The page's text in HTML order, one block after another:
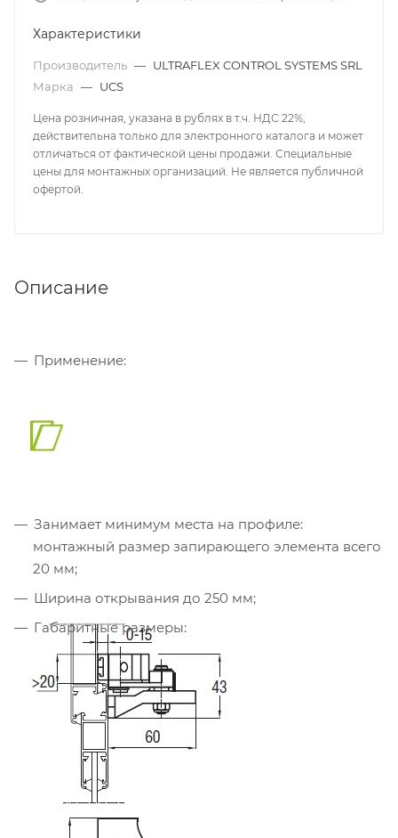
Характеристики
Производитель — ULTRAFLEX CONTROL SYSTEMS SRL
Марка — UCS
Цена розничная, указана в рублях в т.ч. НДС 22%,
действительна только для электронного каталога и может
отличаться от фактической цены продажи. Специальные
цены для монтажных организаций. Не является публичной
офертой.
Описание
Применение:
Занимает минимум места на профиле:
монтажный размер запирающего элемента всего
20 мм;
Ширина открывания до 250 мм;
Габаритные размеры: